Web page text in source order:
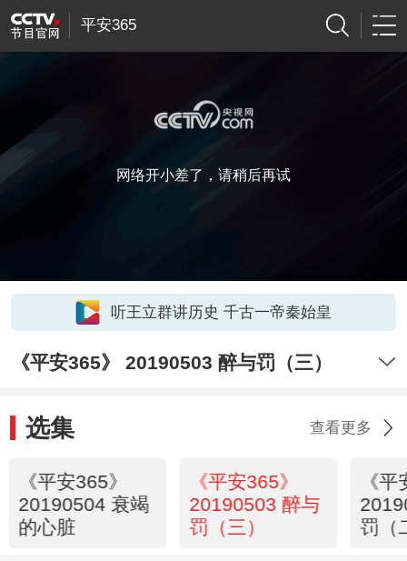
平安365
网络开小差了，请稍后再试
听王立群讲历史 千古一帝秦始皇
《平安365》 20190503 醉与罚（三）
选集 查看更多
《平安365》
20190504 衰竭
的心脏
《平安365》
20190503 醉与
罚（三）
《
罚（